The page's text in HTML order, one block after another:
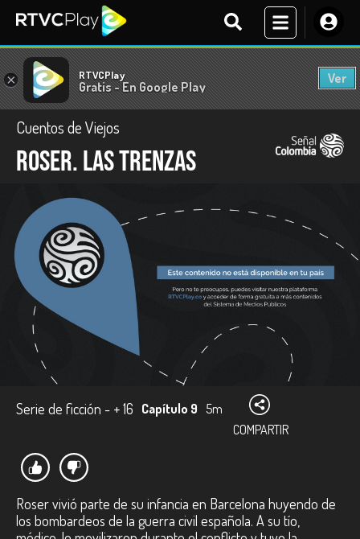
× RTVCPlay
Gratis - En Google Play
Ver
Cuentos de Viejos
Roser. Las trenzas
Serie de ficción - + 16 Capítulo 9 5m
COMPARTIR
Roser vivió parte de su infancia en Barcelona huyendo de
los bombardeos de la guerra civil española. A su tío,